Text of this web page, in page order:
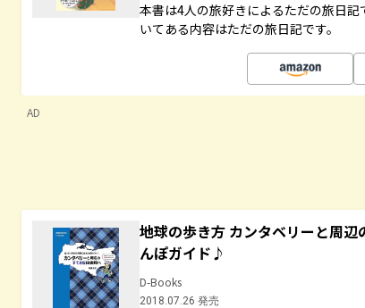
本書は4人の旅好きによるただの旅日
いてある内容はただの旅日記です。
AD
地球の歩き方 カンタベリーと周
んぽガイド♪
D-Books
2018.07.26 発売